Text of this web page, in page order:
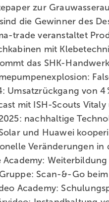
zur
die Gewinner des
trade ver­an­stal­tet
mit
das SHK-
Umsatzrückgang von 4
mit ISH-Scouts
2025: nach­hal­ti­ge
Solar und Huawei
Veränderungen in
Academy:
Scan-&-Go
Academy: